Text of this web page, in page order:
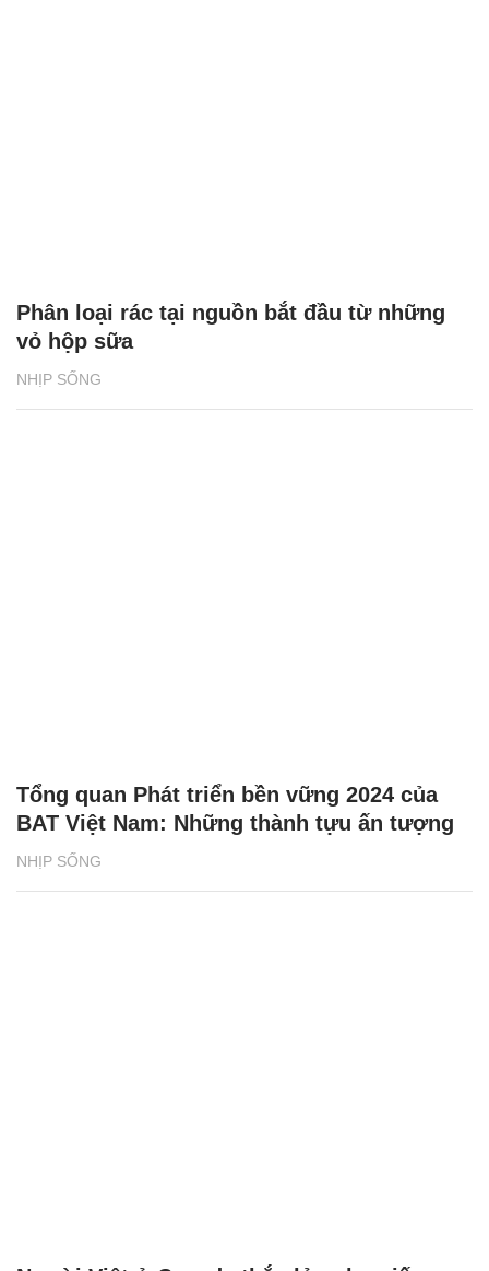
NHỊP SỐNG
Phân loại rác tại nguồn bắt đầu từ những
vỏ hộp sữa
NHỊP SỐNG
Tổng quan Phát triển bền vững 2024 của
BAT Việt Nam: Những thành tựu ấn tượng